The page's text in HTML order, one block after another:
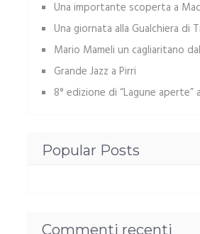
Una importante scoperta a
Una giornata alla Gualchiera di
Mario Mameli un cagliaritano
Grande Jazz a Pirri
8° edizione di “Lagune aperte”
Popular Posts
Commenti recenti